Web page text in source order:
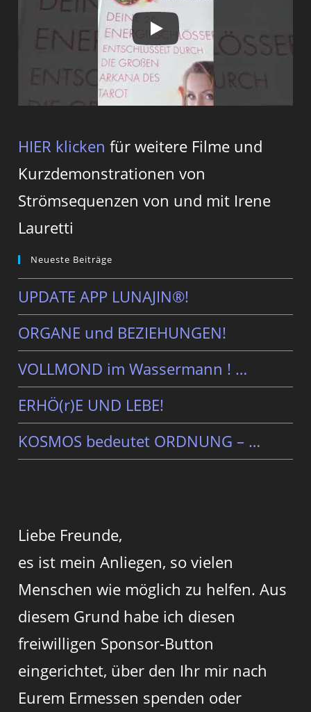
HIER klicken für weitere Filme und
Kurzdemonstrationen von
Strömsequenzen von und mit Irene
Lauretti
Neueste Beiträge
UPDATE APP LUNAJIN®!
ORGANE und BEZIEHUNGEN!
VOLLMOND im Wassermann ! …
ERHÖ(r)E UND LEBE!
KOSMOS bedeutet ORDNUNG – …
Liebe Freunde,
es ist mein Anliegen, so vielen
Menschen wie möglich zu helfen. Aus
diesem Grund habe ich diesen
freiwilligen Sponsor-Button
eingerichtet, über den Ihr mir nach
Eurem Ermessen spenden oder